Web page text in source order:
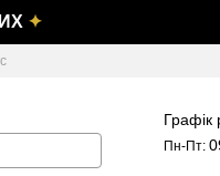
✦
Графік
Пн-Пт: